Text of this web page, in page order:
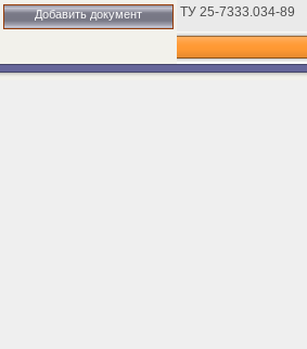
Добавить документ
ТУ 25-7333.034-89